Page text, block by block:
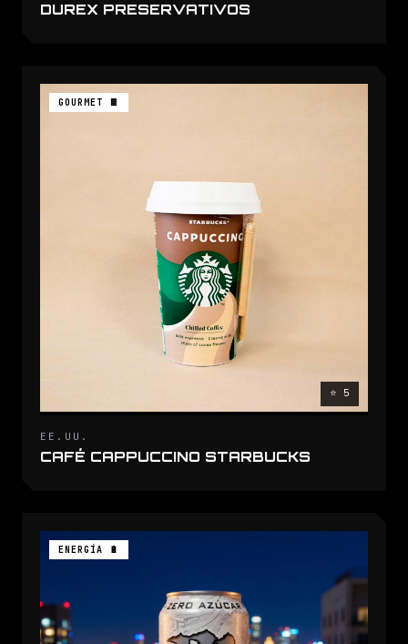
DUREX PRESERVATIVOS
GOURMET 🍫
⭐ 5
EE.UU.
CAFÉ CAPPUCCINO STARBUCKS
ENERGÍA 🔋